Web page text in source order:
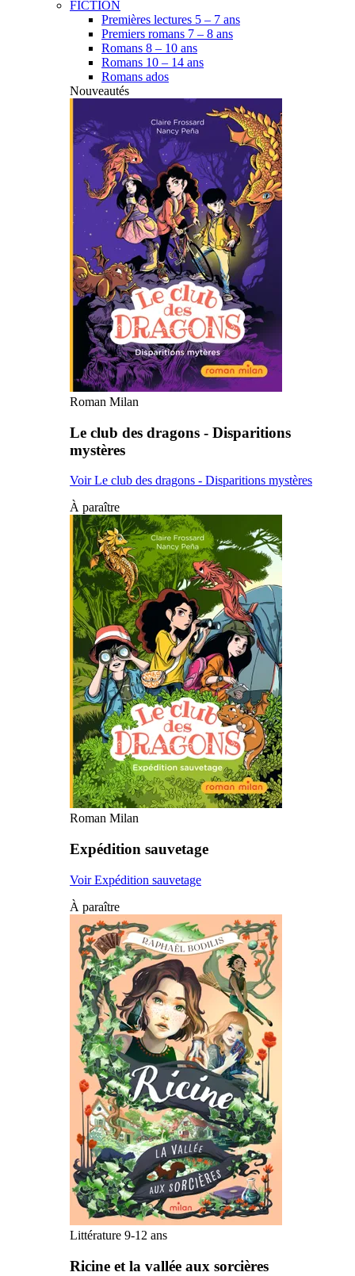
FICTION
Premières lectures 5 – 7 ans
Premiers romans 7 – 8 ans
Romans 8 – 10 ans
Romans 10 – 14 ans
Romans ados
Nouveautés
Roman Milan
Le club des dragons - Disparitions
mystères
Voir Le club des dragons - Disparitions mystères
À paraître
Roman Milan
Expédition sauvetage
Voir Expédition sauvetage
À paraître
Littérature 9-12 ans
Ricine et la vallée aux sorcières